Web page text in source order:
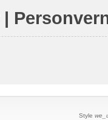
|
Style